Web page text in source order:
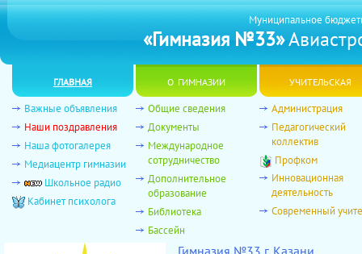
Муниципальное
«Гимназия №33»
главная о гимназии учительская
Важные объявления
Наши поздравления
Наша фотогалерея
Медиацентр гимназии
Школьное радио
Кабинет психолога
Общие сведения
Документы
Международное
сотрудничество
Дополнительное
образование
Библиотека
Бассейн
Администрация
Педагогический
коллектив
Профком
Инновационная
деятельность
Современный
Гимназия №33 г. Казани